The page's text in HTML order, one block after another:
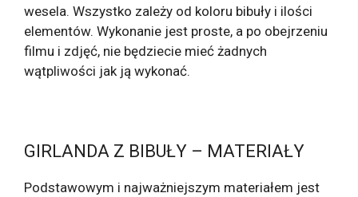
wesela. Wszystko zależy od koloru bibuły i ilości
elementów. Wykonanie jest proste, a po obejrzeniu
filmu i zdjęć, nie będziecie mieć żadnych
wątpliwości jak ją wykonać.
GIRLANDA Z BIBUŁY – MATERIAŁY
Podstawowym i najważniejszym materiałem jest